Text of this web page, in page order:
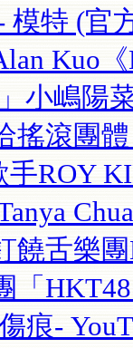
模特 (官
Kuo
小嶋陽
搖滾團體
手ROY
饒舌樂
「
痕-